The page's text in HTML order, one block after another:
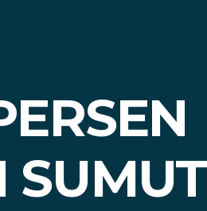
SUMUT